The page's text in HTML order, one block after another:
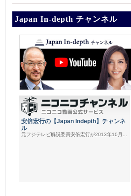
Japan In-depth チャンネル